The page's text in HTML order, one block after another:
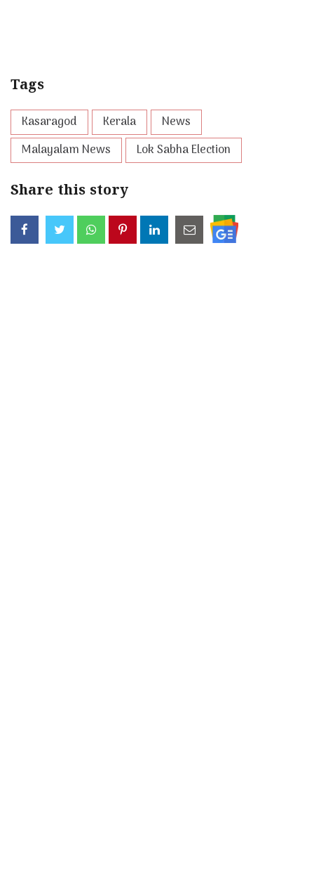
Tags
Kasaragod Kerala
News
Malayalam News
Lok Sabha Election
Share this story